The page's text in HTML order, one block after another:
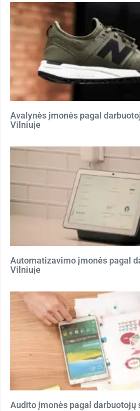
Avalynės įmonės pagal
Vilniuje
Automatizavimo įmonės pagal
Vilniuje
Audito įmonės pagal